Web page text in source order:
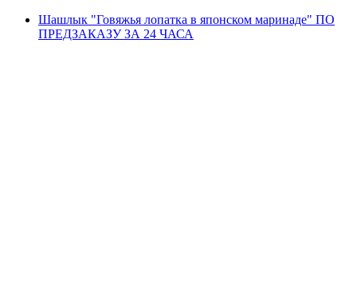
Шашлык "Говяжья лопатка в японском маринаде" ПО
ПРЕДЗАКАЗУ ЗА 24 ЧАСА